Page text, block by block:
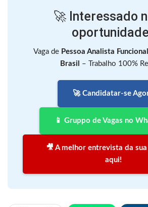
🚀 Interessado
Vaga de Pessoa Analista
Brasil
– Trabalho 100%
🚀 Candidatar-se
📱 Gruppo de Vagas no
🎥 A melhor entrevista da
aqui!